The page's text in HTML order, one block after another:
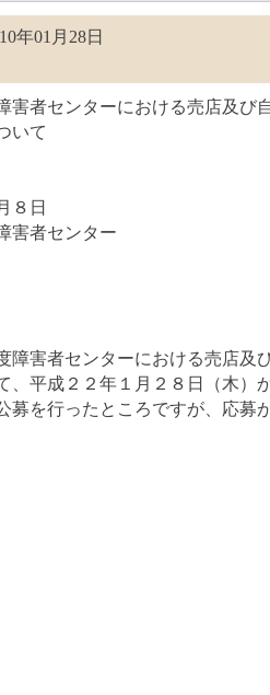
年01月28日
害者センターにおける売店及び
いて
８日
害者センター
障害者センターにおける売店及
、平成２２年１月２８日（木）
募を行ったところですが、応募